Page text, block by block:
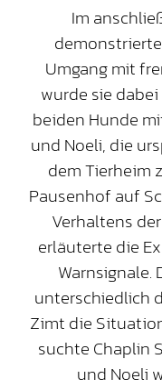
Im
Umgang mit
wurde sie dabei
beiden Hunde
und Noeli, die
dem Tierheim
Pausenhof auf
Verhaltens
erläuterte die
Warnsignale.
unterschiedlich
Zimt die
suchte Chaplin
und Noeli